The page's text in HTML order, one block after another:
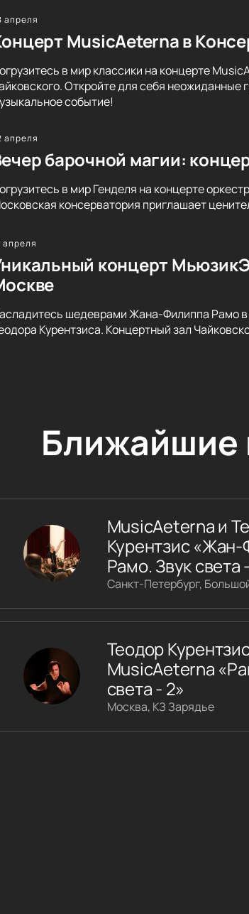
апреля
MusicAeterna в
в мир классики на концерте
Откройте для себя неожиданные
событие!
апреля
барочной магии:
в мир Генделя на концерте
консерватория приглашает
апреля
концерт
шедеврами Жана-Филиппа Рамо
Курентзиса. Концертный зал
Ближайшие
MusicAeterna и
Курентзис
Рамо. Звук света
Теодор
MusicAeterna
света - 2»
Москва, КЗ Зарядье